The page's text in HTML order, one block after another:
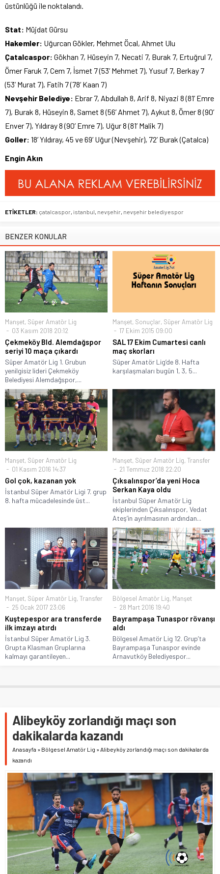
üstünlüğü ile noktalandı.
Stat: Müjdat Gürsu
Hakemler: Uğurcan Gökler, Mehmet Öcal, Ahmet Ulu
Çatalcaspor: Gökhan 7, Hüseyin 7, Necati 7, Burak 7, Ertuğrul 7,
Ömer Faruk 7, Cem 7, İsmet 7 (53’ Mehmet 7), Yusuf 7, Berkay 7
(53’ Murat 7), Fatih 7 (78’ Kaan 7)
Nevşehir Belediye: Ebrar 7, Abdullah 8, Arif 8, Niyazi 8 (81’ Emre
7), Burak 8, Hüseyin 8, Samet 8 (56’ Ahmet 7), Aykut 8, Ömer 8 (90’
Enver 7), Yıldıray 8 (90’ Emre 7), Uğur 8 (81’ Malik 7)
Goller: 18’ Yıldıray, 45 ve 69’ Uğur (Nevşehir), 72’ Burak (Çatalca)
Engin Akın
ETİKETLER: çatalcaspor istanbul nevşehir nevşehir belediyespor
BENZER KONULAR
Manşet, Süper Amatör Lig
03 Kasım 2018 20:12
Çekmeköy Bld. Alemdağspor
seriyi 10 maça çıkardı
Süper Amatör Lig 1. Grubun
yenilgisiz lideri Çekmeköy
Belediyesi Alemdağspor,...
Manşet, Sonuçlar, Süper Amatör Lig
17 Ekim 2015 09:00
SAL 17 Ekim Cumartesi canlı
maç skorları
Süper Amatör Lig’de 8. Hafta
karşılaşmaları bugün 1, 3, 5...
Manşet, Süper Amatör Lig
01 Kasım 2016 14:37
Gol çok, kazanan yok
İstanbul Süper Amatör Ligi 7. grup
8. hafta mücadelesinde üst...
Manşet, Süper Amatör Lig, Transfer
21 Temmuz 2018 22:20
Çıksalınspor’da yeni Hoca
Serkan Kaya oldu
İstanbul Süper Amatör Lig
ekiplerinden Çıksalınspor, Vedat
Ateş’in ayrılmasının ardından...
Manşet, Süper Amatör Lig, Transfer
25 Ocak 2017 23:06
Kuştepespor ara transferde
ilk imzayı atırdı
İstanbul Süper Amatör Lig 3.
Grupta Klasman Gruplarına
kalmayı garantileyen...
Bölgesel Amatör Lig, Manşet
28 Mart 2016 19:40
Bayrampaşa Tunaspor rövanşı
aldı
Bölgesel Amatör Lig 12. Grup’ta
Bayrampaşa Tunaspor evinde
Arnavutköy Belediyespor...
Alibeyköy zorlandığı maçı son
dakikalarda kazandı
Anasayfa » Bölgesel Amatör Lig »Alibeyköy zorlandığı maçı son dakikalarda
kazandı